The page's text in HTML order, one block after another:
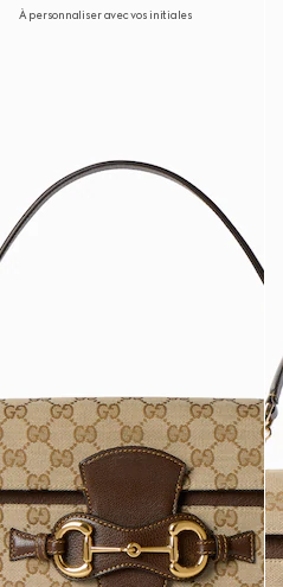
À personnaliser avec vos initiales